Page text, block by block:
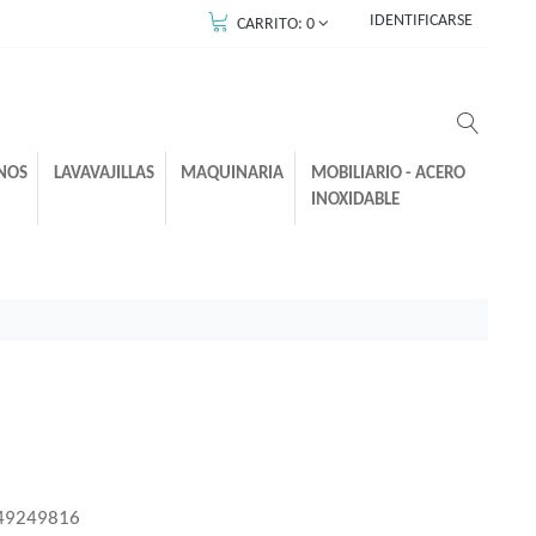
CARRITO:0 IDENTIFICARSE
LAVAVAJILLAS MAQUINARIA
MOBILIARIO - ACERO
INOXIDABLE